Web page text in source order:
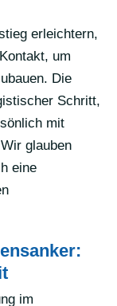
erleichtern,
um
Die
Schritt,
mit
glauben
eine
im